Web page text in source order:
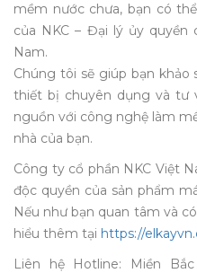
mềm nước chưa, bạn có
của NKC – Đại lý ủy quyền
Nam.
Chúng tôi sẽ giúp bạn khảo
thiết bị chuyên dụng và tư
nguồn với công nghệ làm
nhà của bạn.
Công ty cổ phần NKC Việt
độc quyền của sản phẩm
Nếu như bạn quan tâm và
hiểu thêm tại https://
Liên hệ Hotline: Miền Bắc